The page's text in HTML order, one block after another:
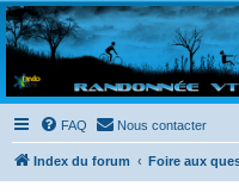
Randovttfree.fr
Bienvenue sur le site des randos vtt et
et bonnes randos dans l'Ouest !
FAQ Nous contacter
Index du forum Foire aux